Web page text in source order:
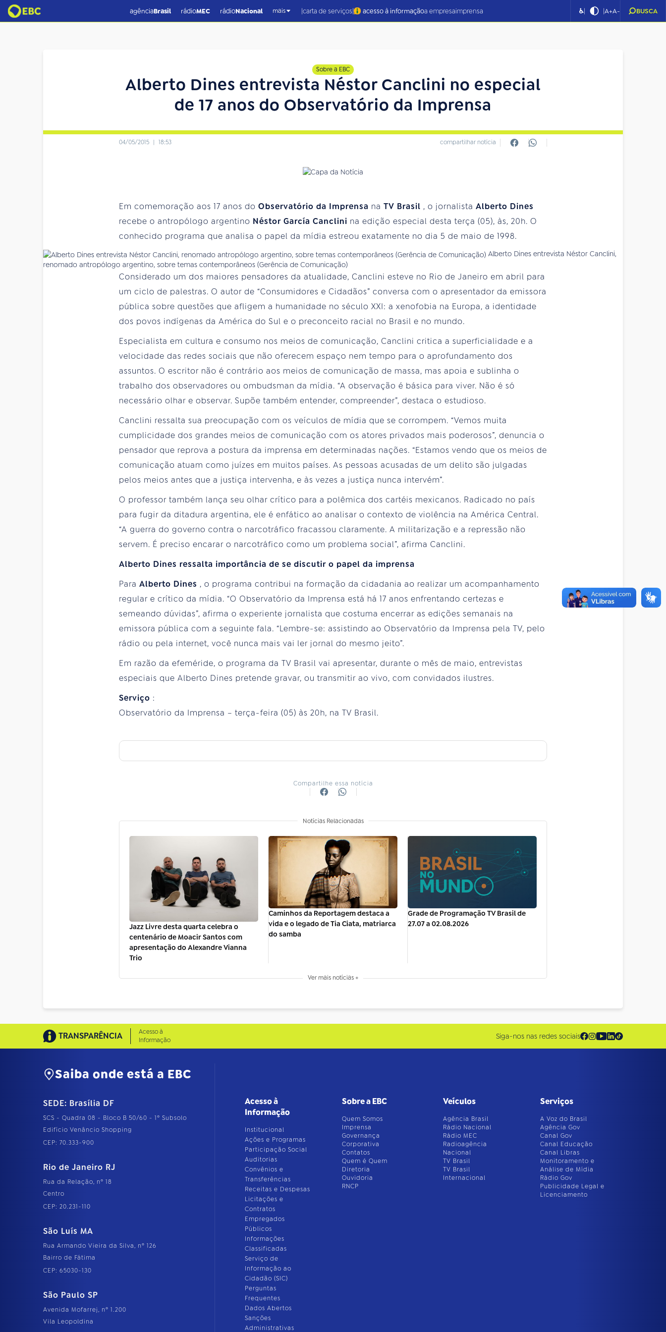
agênciaBrasil rádioMEC rádioNacional mais |carta de serviços| acesso à informaçãoa empresaimprensa ♿| |A+A- BUSCA
Sobre a EBC
Alberto Dines entrevista Néstor Canclini no especial
de 17 anos do Observatório da Imprensa
04/05/2015 | 18:53 compartilhar notícia
Em comemoração aos 17 anos do Observatório da Imprensa na TV Brasil , o jornalista Alberto Dines
recebe o antropólogo argentino Néstor García Canclini na edição especial desta terça (05), às, 20h. O
conhecido programa que analisa o papel da mídia estreou exatamente no dia 5 de maio de 1998.
Alberto Dines entrevista Néstor Canclini,
renomado antropólogo argentino, sobre temas contemporâneos (Gerência de Comunicação)
Considerado um dos maiores pensadores da atualidade, Canclini esteve no Rio de Janeiro em abril para
um ciclo de palestras. O autor de “Consumidores e Cidadãos” conversa com o apresentador da emissora
pública sobre questões que afligem a humanidade no século XXI: a xenofobia na Europa, a identidade
dos povos indígenas da América do Sul e o preconceito racial no Brasil e no mundo.
Especialista em cultura e consumo nos meios de comunicação, Canclini critica a superficialidade e a
velocidade das redes sociais que não oferecem espaço nem tempo para o aprofundamento dos
assuntos. O escritor não é contrário aos meios de comunicação de massa, mas apoia e sublinha o
trabalho dos observadores ou ombudsman da mídia. “A observação é básica para viver. Não é só
necessário olhar e observar. Supõe também entender, compreender”, destaca o estudioso.
Canclini ressalta sua preocupação com os veículos de mídia que se corrompem. “Vemos muita
cumplicidade dos grandes meios de comunicação com os atores privados mais poderosos”, denuncia o
pensador que reprova a postura da imprensa em determinadas nações. “Estamos vendo que os meios de
comunicação atuam como juízes em muitos países. As pessoas acusadas de um delito são julgadas
pelos meios antes que a justiça intervenha, e às vezes a justiça nunca intervém”.
O professor também lança seu olhar crítico para a polêmica dos cartéis mexicanos. Radicado no país
para fugir da ditadura argentina, ele é enfático ao analisar o contexto de violência na América Central.
“A guerra do governo contra o narcotráfico fracassou claramente. A militarização e a repressão não
servem. É preciso encarar o narcotráfico como um problema social”, afirma Canclini.
Alberto Dines ressalta importância de se discutir o papel da imprensa
Para Alberto Dines , o programa contribui na formação da cidadania ao realizar um acompanhamento
regular e crítico da mídia. “O Observatório da Imprensa está há 17 anos enfrentando certezas e
semeando dúvidas”, afirma o experiente jornalista que costuma encerrar as edições semanais na
emissora pública com a seguinte fala. “Lembre-se: assistindo ao Observatório da Imprensa pela TV, pelo
rádio ou pela internet, você nunca mais vai ler jornal do mesmo jeito”.
Em razão da efeméride, o programa da TV Brasil vai apresentar, durante o mês de maio, entrevistas
especiais que Alberto Dines pretende gravar, ou transmitir ao vivo, com convidados ilustres.
Serviço :
Observatório da Imprensa – terça-feira (05) às 20h, na TV Brasil.
Compartilhe essa notícia
Notícias Relacionadas
Jazz Livre desta quarta celebra o
centenário de Moacir Santos com
apresentação do Alexandre Vianna
Trio
Caminhos da Reportagem destaca a
vida e o legado de Tia Ciata, matriarca
do samba
Grade de Programação TV Brasil de
27.07 a 02.08.2026
Ver mais notícias +
TRANSPARÊNCIA
Acesso à
Informação
Siga-nos nas redes sociais
Saiba onde está a EBC
SEDE: Brasília DF
SCS - Quadra 08 - Bloco B 50/60 - 1º Subsolo
Edifício Venâncio Shopping
CEP: 70.333-900
Rio de Janeiro RJ
Rua da Relação, nº 18
Centro
CEP: 20.231-110
São Luís MA
Rua Armando Vieira da Silva, nº 126
Bairro de Fátima
CEP: 65030-130
São Paulo SP
Avenida Mofarrej, nº 1.200
Vila Leopoldina
Acesso à
Informação
Institucional
Ações e Programas
Participação Social
Auditorias
Convênios e
Transferências
Receitas e Despesas
Licitações e
Contratos
Empregados
Públicos
Informações
Classificadas
Serviço de
Informação ao
Cidadão (SIC)
Perguntas
Frequentes
Dados Abertos
Sanções
Administrativas
Sobre a EBC
Quem Somos
Imprensa
Governança
Corporativa
Contatos
Quem é Quem
Diretoria
Ouvidoria
RNCP
Veículos
Agência Brasil
Rádio Nacional
Rádio MEC
Radioagência
Nacional
TV Brasil
TV Brasil
Internacional
Serviços
A Voz do Brasil
Agência Gov
Canal Gov
Canal Educação
Canal Libras
Monitoramento e
Análise de Mídia
Rádio Gov
Publicidade Legal e
Licenciamento